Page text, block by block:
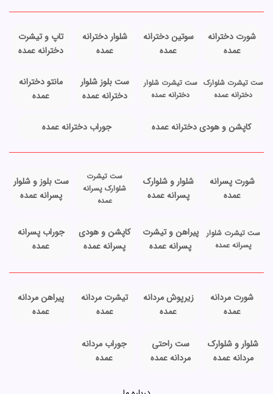
شورت دخترانه
عمده
سوتین دخترانه
عمده
شلوار دخترانه
عمده
تاپ و تیشرت
دخترانه عمده
ست تیشرت شلوارک
دخترانه عمده
ست تیشرت شلوار
دخترانه عمده
ست بلوز شلوار
دخترانه عمده
مانتو دخترانه
عمده
کاپشن و هودی دخترانه عمده جوراب دخترانه عمده
شورت پسرانه
عمده
شلوار و شلوارک
پسرانه عمده
ست تیشرت
شلوارک پسرانه
عمده
ست بلوز و شلوار
پسرانه عمده
ست تیشرت شلوار
پسرانه عمده
پیراهن و تیشرت
پسرانه عمده
کاپشن و هودی
پسرانه عمده
جوراب پسرانه
عمده
شورت مردانه
عمده
زیرپوش مردانه
عمده
تیشرت مردانه
عمده
پیراهن مردانه
عمده
شلوار و شلوارک
مردانه عمده
ست راحتی
مردانه عمده
جوراب مردانه
عمده